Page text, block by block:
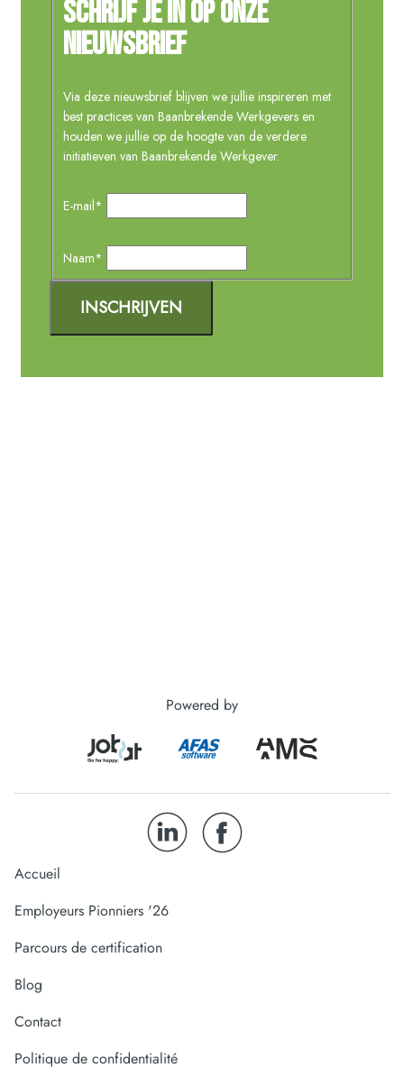
Powered by
Accueil
Employeurs Pionniers '26
Parcours de certification
Blog
Contact
Politique de confidentialité